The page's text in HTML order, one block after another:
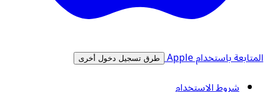
المتابعة باستخدام Apple طرق تسجيل دخول أخرى